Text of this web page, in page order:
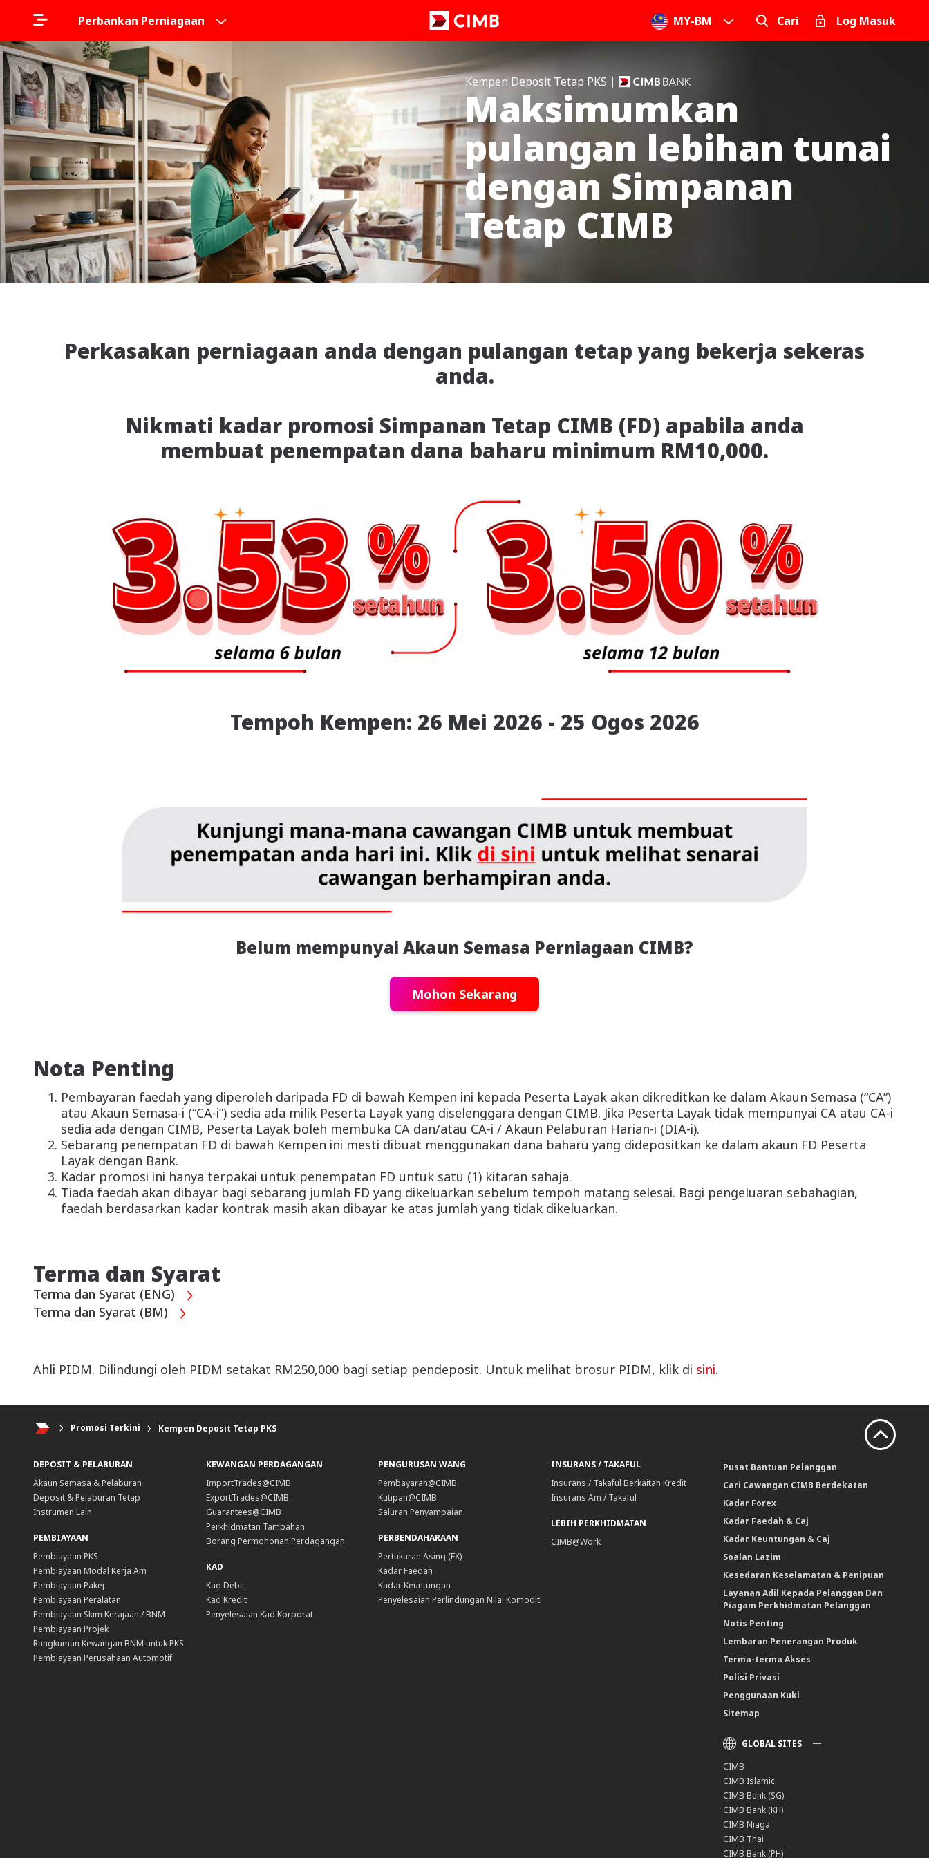
Perbankan Perniagaan MY-BM Cari Log Masuk
Kempen Deposit Tetap PKS
Maksimumkan
pulangan lebihan tunai
dengan Simpanan
Tetap CIMB
Perkasakan perniagaan anda dengan pulangan tetap yang bekerja sekeras
anda.
Nikmati kadar promosi Simpanan Tetap CIMB (FD) apabila anda
membuat penempatan dana baharu minimum RM10,000.
Tempoh Kempen: 26 Mei 2026 - 25 Ogos 2026
Belum mempunyai Akaun Semasa Perniagaan CIMB?
Mohon Sekarang
Nota Penting
Pembayaran faedah yang diperoleh daripada FD di bawah Kempen ini kepada Peserta Layak akan dikreditkan ke dalam Akaun Semasa (“CA”)
atau Akaun Semasa-i (“CA-i”) sedia ada milik Peserta Layak yang diselenggara dengan CIMB. Jika Peserta Layak tidak mempunyai CA atau CA-i
sedia ada dengan CIMB, Peserta Layak boleh membuka CA dan/atau CA-i / Akaun Pelaburan Harian-i (DIA-i).
Sebarang penempatan FD di bawah Kempen ini mesti dibuat menggunakan dana baharu yang didepositkan ke dalam akaun FD Peserta
Layak dengan Bank.
Kadar promosi ini hanya terpakai untuk penempatan FD untuk satu (1) kitaran sahaja.
Tiada faedah akan dibayar bagi sebarang jumlah FD yang dikeluarkan sebelum tempoh matang selesai. Bagi pengeluaran sebahagian,
faedah berdasarkan kadar kontrak masih akan dibayar ke atas jumlah yang tidak dikeluarkan.
Terma dan Syarat
Terma dan Syarat (ENG)
Terma dan Syarat (BM)
Ahli PIDM. Dilindungi oleh PIDM setakat RM250,000 bagi setiap pendeposit. Untuk melihat brosur PIDM, klik di sini.
Promosi Terkini Kempen Deposit Tetap PKS
DEPOSIT & PELABURAN
Akaun Semasa & Pelaburan
Deposit & Pelaburan Tetap
Instrumen Lain
PEMBIAYAAN
Pembiayaan PKS
Pembiayaan Modal Kerja Am
Pembiayaan Pakej
Pembiayaan Peralatan
Pembiayaan Skim Kerajaan / BNM
Pembiayaan Projek
Rangkuman Kewangan BNM untuk PKS
Pembiayaan Perusahaan Automotif
KEWANGAN PERDAGANGAN
ImportTrades@CIMB
ExportTrades@CIMB
Guarantees@CIMB
Perkhidmatan Tambahan
Borang Permohonan Perdagangan
KAD
Kad Debit
Kad Kredit
Penyelesaian Kad Korporat
PENGURUSAN WANG
Pembayaran@CIMB
Kutipan@CIMB
Saluran Penyampaian
PERBENDAHARAAN
Pertukaran Asing (FX)
Kadar Faedah
Kadar Keuntungan
Penyelesaian Perlindungan Nilai Komoditi
INSURANS / TAKAFUL
Insurans / Takaful Berkaitan Kredit
Insurans Am / Takaful
LEBIH PERKHIDMATAN
CIMB@Work
Pusat Bantuan Pelanggan
Cari Cawangan CIMB Berdekatan
Kadar Forex
Kadar Faedah & Caj
Kadar Keuntungan & Caj
Soalan Lazim
Kesedaran Keselamatan & Penipuan
Layanan Adil Kepada Pelanggan Dan
Piagam Perkhidmatan Pelanggan
Notis Penting
Lembaran Penerangan Produk
Terma-terma Akses
Polisi Privasi
Penggunaan Kuki
Sitemap
GLOBAL SITES
CIMB
CIMB Islamic
CIMB Bank (SG)
CIMB Bank (KH)
CIMB Niaga
CIMB Thai
CIMB Bank (PH)